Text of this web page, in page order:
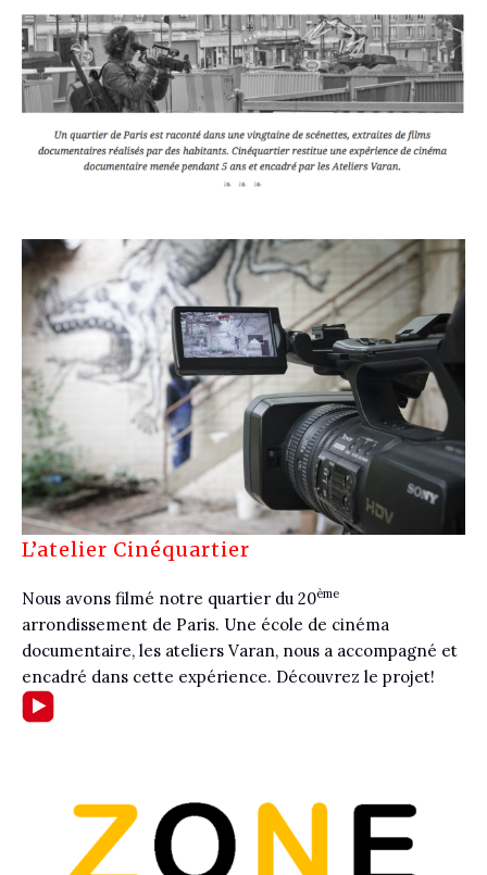
L’atelier Cinéquartier
Nous avons filmé notre quartier du 20ème
arrondissement de Paris. Une école de cinéma
documentaire, les ateliers Varan, nous a accompagné et
encadré dans cette expérience. Découvrez le projet!